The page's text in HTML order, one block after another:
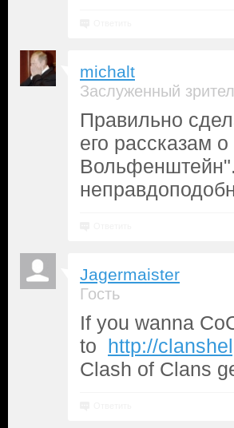
michalt
Заслуженный
Правильно
его рассказам
Jagermaister
Гость
If you wanna
to http://
Clash of Clans